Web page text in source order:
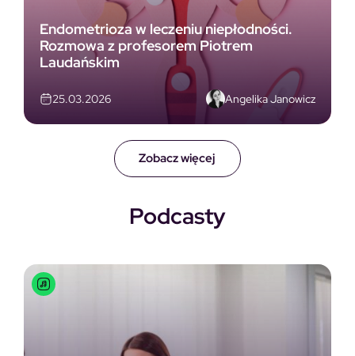
Zobacz więcej
Endometrioza w leczeniu niepłodności.
Rozmowa z profesorem Piotrem
Laudańskim
25.03.2026 Angelika Janowicz
Podcasty